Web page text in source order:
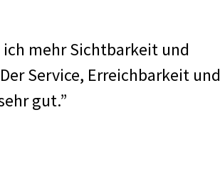
mehr Sichtbarkeit und
Service, Erreichbarkeit und
gut.”